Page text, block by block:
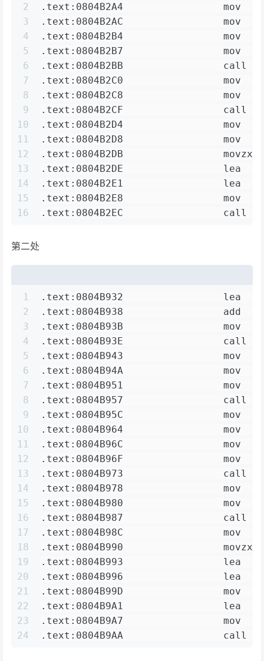
2
3
4
5
6
7
8
9
10
11
12
13
14
15
16
.text:0804B2A4                 mov
.text:0804B2AC                 mov
.text:0804B2B4                 mov
.text:0804B2B7                 mov
.text:0804B2BB                 call
.text:0804B2C0                 mov
.text:0804B2C8                 mov
.text:0804B2CF                 call
.text:0804B2D4                 mov
.text:0804B2D8                 mov
.text:0804B2DB                 movzx
.text:0804B2DE                 lea
.text:0804B2E1                 lea
.text:0804B2E8                 mov
.text:0804B2EC                 call
第二处
1
2
3
4
5
6
7
8
9
10
11
12
13
14
15
16
17
18
19
20
21
22
23
24
.text:0804B932                 lea
.text:0804B938                 add
.text:0804B93B                 mov
.text:0804B93E                 call
.text:0804B943                 mov
.text:0804B94A                 mov
.text:0804B951                 mov
.text:0804B957                 call
.text:0804B95C                 mov
.text:0804B964                 mov
.text:0804B96C                 mov
.text:0804B96F                 mov
.text:0804B973                 call
.text:0804B978                 mov
.text:0804B980                 mov
.text:0804B987                 call
.text:0804B98C                 mov
.text:0804B990                 movzx
.text:0804B993                 lea
.text:0804B996                 lea
.text:0804B99D                 mov
.text:0804B9A1                 lea
.text:0804B9A7                 mov
.text:0804B9AA                 call